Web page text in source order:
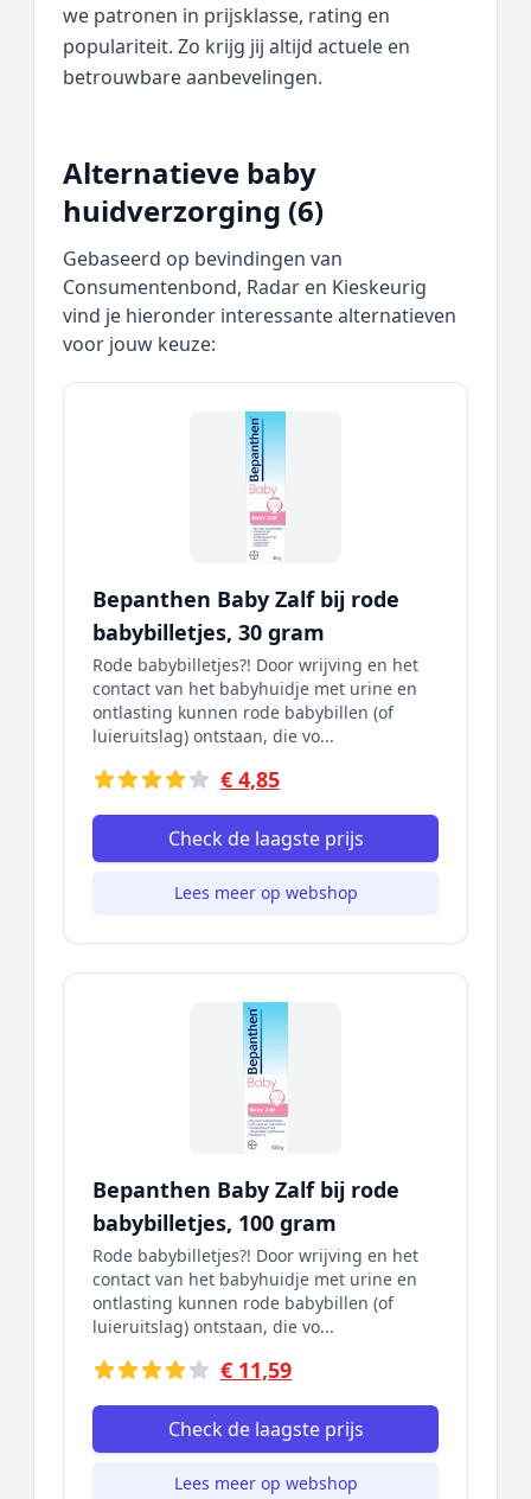
we patronen in prijsklasse, rating en
populariteit. Zo krijg jij altijd actuele en
betrouwbare aanbevelingen.
Alternatieve baby
huidverzorging (6)
Gebaseerd op bevindingen van
Consumentenbond, Radar en Kieskeurig
vind je hieronder interessante alternatieven
voor jouw keuze:
Bepanthen Baby Zalf bij rode
babybilletjes, 30 gram
Rode babybilletjes?! Door wrijving en het
contact van het babyhuidje met urine en
ontlasting kunnen rode babybillen (of
luieruitslag) ontstaan, die vo...
€ 4,85
Check de laagste prijs
Lees meer op webshop
Bepanthen Baby Zalf bij rode
babybilletjes, 100 gram
Rode babybilletjes?! Door wrijving en het
contact van het babyhuidje met urine en
ontlasting kunnen rode babybillen (of
luieruitslag) ontstaan, die vo...
€ 11,59
Check de laagste prijs
Lees meer op webshop